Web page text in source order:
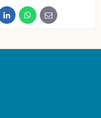
LinkedInWhatsApp
E-
mail